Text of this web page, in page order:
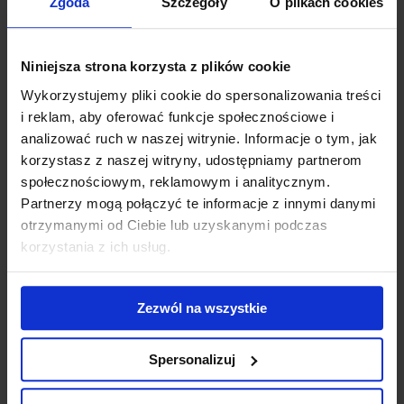
Niniejsza strona korzysta z plików cookie
Wykorzystujemy pliki cookie do spersonalizowania treści
i reklam, aby oferować funkcje społecznościowe i
analizować ruch w naszej witrynie. Informacje o tym, jak
korzystasz z naszej witryny, udostępniamy partnerom
społecznościowym, reklamowym i analitycznym.
Partnerzy mogą połączyć te informacje z innymi danymi
otrzymanymi od Ciebie lub uzyskanymi podczas
korzystania z ich usług.
Zezwól na wszystkie
Spersonalizuj
202 MIK - Żywność wegańska i wegetariańska –
zagrożenia mikrobiologiczne.
Miejsce i data szkolenia
26/08/2026 On-Line
Cena szkolenia
790,00PLN + VAT
Dalej
Dane kontaktowe